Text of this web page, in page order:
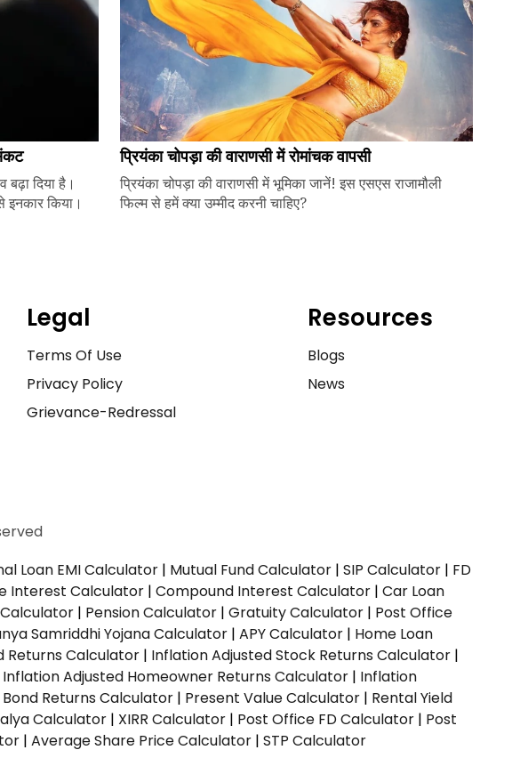
दिया है।
किया।
प्रियंका चोपड़ा की वाराणसी में रोमांचक वापसी
प्रियंका चोपड़ा की वाराणसी में भूमिका जानें! इस एसएस राजामौली
फिल्म से हमें क्या उम्मीद करनी चाहिए?
Legal
Terms Of Use
Privacy Policy
Grievance-Redressal
Resources
Blogs
News
Loan EMI Calculator | Mutual Fund Calculator | SIP Calculator | FD
Interest Calculator | Compound Interest Calculator | Car Loan
Calculator | Pension Calculator | Gratuity Calculator | Post Office
Samriddhi Yojana Calculator | APY Calculator | Home Loan
Returns Calculator | Inflation Adjusted Stock Returns Calculator |
Inflation Adjusted Homeowner Returns Calculator | Inflation
Bond Returns Calculator | Present Value Calculator | Rental Yield
Calculator | XIRR Calculator | Post Office FD Calculator | Post
| Average Share Price Calculator | STP Calculator